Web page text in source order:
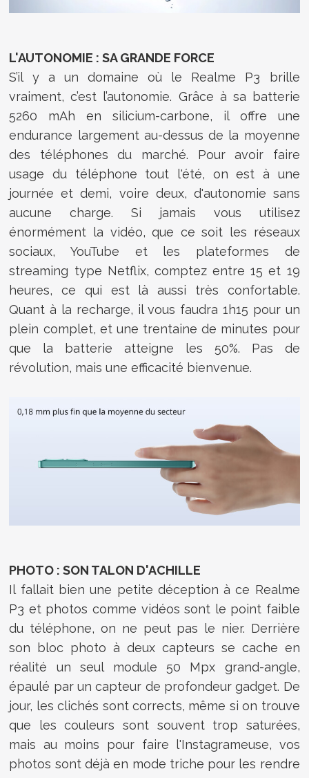
L'AUTONOMIE : SA GRANDE FORCE
S’il y a un domaine où le Realme P3 brille
vraiment, c’est l’autonomie. Grâce à sa batterie
5260 mAh en silicium-carbone, il offre une
endurance largement au-dessus de la moyenne
des téléphones du marché. Pour avoir faire
usage du téléphone tout l'été, on est à une
journée et demi, voire deux, d'autonomie sans
aucune charge. Si jamais vous utilisez
énormément la vidéo, que ce soit les réseaux
sociaux, YouTube et les plateformes de
streaming type Netflix, comptez entre 15 et 19
heures, ce qui est là aussi très confortable.
Quant à la recharge, il vous faudra 1h15 pour un
plein complet, et une trentaine de minutes pour
que la batterie atteigne les 50%. Pas de
révolution, mais une efficacité bienvenue.
PHOTO : SON TALON D'ACHILLE
Il fallait bien une petite déception à ce Realme
P3 et photos comme vidéos sont le point faible
du téléphone, on ne peut pas le nier. Derrière
son bloc photo à deux capteurs se cache en
réalité un seul module 50 Mpx grand-angle,
épaulé par un capteur de profondeur gadget. De
jour, les clichés sont corrects, même si on trouve
que les couleurs sont souvent trop saturées,
mais au moins pour faire l'Instagrameuse, vos
photos sont déjà en mode triche pour les rendre